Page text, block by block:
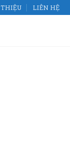
THIỆU LIÊN HỆ